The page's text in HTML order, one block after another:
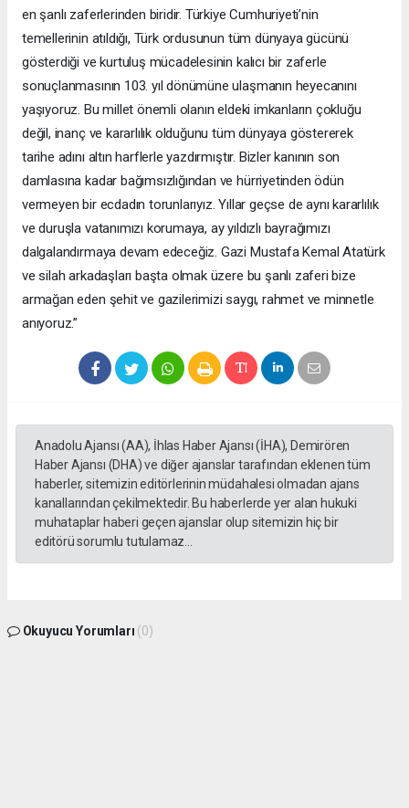
en şanlı zaferlerinden biridir. Türkiye Cumhuriyeti’nin
temellerinin atıldığı, Türk ordusunun tüm dünyaya gücünü
gösterdiği ve kurtuluş mücadelesinin kalıcı bir zaferle
sonuçlanmasının 103. yıl dönümüne ulaşmanın heyecanını
yaşıyoruz. Bu millet önemli olanın eldeki imkanların çokluğu
değil, inanç ve kararlılık olduğunu tüm dünyaya göstererek
tarihe adını altın harflerle yazdırmıştır. Bizler kanının son
damlasına kadar bağımsızlığından ve hürriyetinden ödün
vermeyen bir ecdadın torunlarıyız. Yıllar geçse de aynı kararlılık
ve duruşla vatanımızı korumaya, ay yıldızlı bayrağımızı
dalgalandırmaya devam edeceğiz. Gazi Mustafa Kemal Atatürk
ve silah arkadaşları başta olmak üzere bu şanlı zaferi bize
armağan eden şehit ve gazilerimizi saygı, rahmet ve minnetle
anıyoruz.”
Anadolu Ajansı (AA), İhlas Haber Ajansı (İHA), Demirören
Haber Ajansı (DHA) ve diğer ajanslar tarafından eklenen tüm
haberler, sitemizin editörlerinin müdahalesi olmadan ajans
kanallarından çekilmektedir. Bu haberlerde yer alan hukuki
muhataplar haberi geçen ajanslar olup sitemizin hiç bir
editörü sorumlu tutulamaz...
Okuyucu Yorumları (0)